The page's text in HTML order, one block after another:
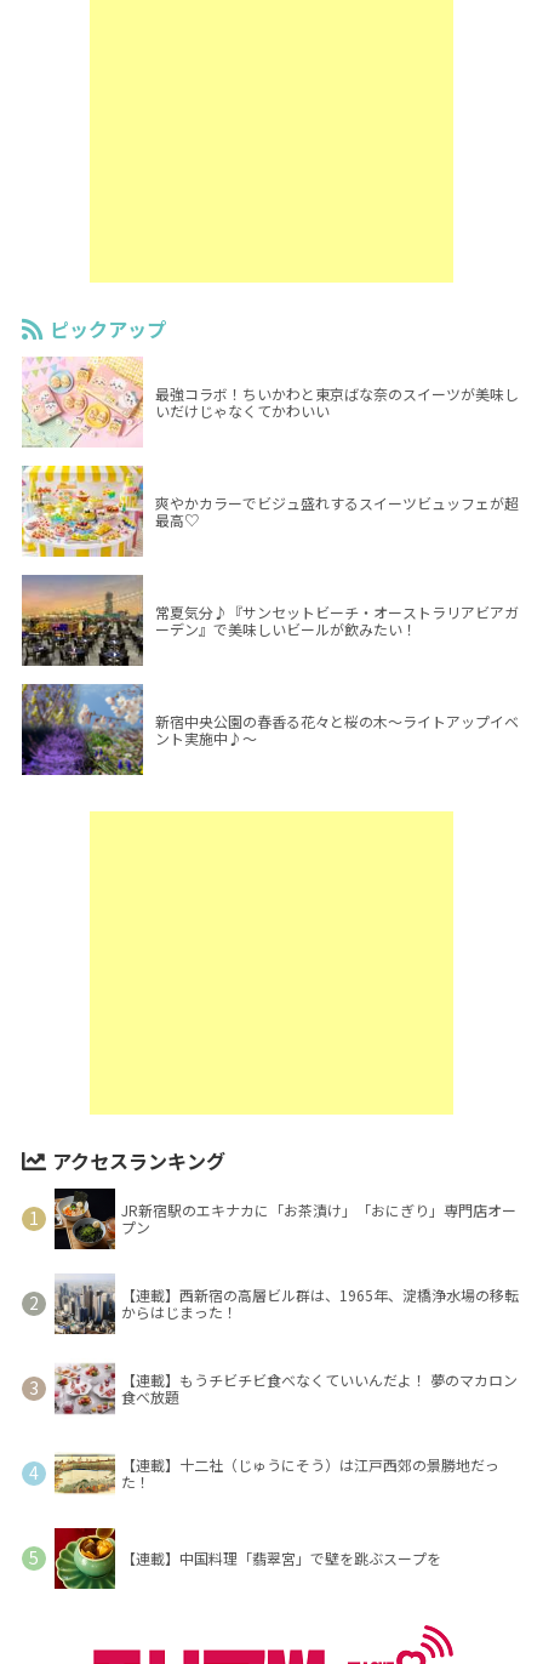
ピックアップ
最強コラボ！ちいかわと東京ばな奈のスイーツが美味し
いだけじゃなくてかわいい
爽やかカラーでビジュ盛れするスイーツビュッフェが超
最高♡
常夏気分♪『サンセットビーチ・オーストラリアビアガ
ーデン』で美味しいビールが飲みたい！
新宿中央公園の春香る花々と桜の木～ライトアップイベ
ント実施中♪～
アクセスランキング
JR新宿駅のエキナカに「お茶漬け」「おにぎり」専門店オー
プン
【連載】西新宿の高層ビル群は、1965年、淀橋浄水場の移転
からはじまった！
【連載】もうチビチビ食べなくていいんだよ！ 夢のマカロン
食べ放題
【連載】十二社（じゅうにそう）は江戸西郊の景勝地だっ
た！
【連載】中国料理「翡翠宮」で壁を跳ぶスープを